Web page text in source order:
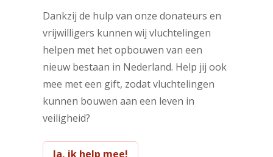
Dankzij de hulp van onze donateurs en
vrijwilligers kunnen wij vluchtelingen
helpen met het opbouwen van een
nieuw bestaan in Nederland. Help jij ook
mee met een gift, zodat vluchtelingen
kunnen bouwen aan een leven in
veiligheid?
Ja, ik help mee!